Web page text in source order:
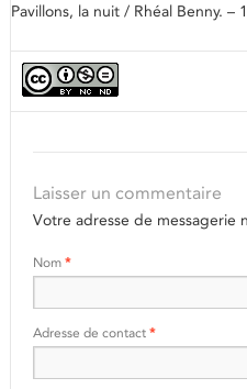
Pavillons, la nuit / Rhéal Benny.
Laisser un commentaire
Votre adresse de messagerie
Nom *
Adresse de contact *